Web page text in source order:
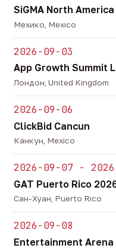
SiGMA North
Мехико, Mexico
2026-09-03
App Growth Summit
Лондон, United Kingdom
2026-09-06
ClickBid Cancun
Канкун, Mexico
2026-09-07 -
GAT Puerto Rico
Сан-Хуан, Puerto Rico
2026-09-08
Entertainment Arena